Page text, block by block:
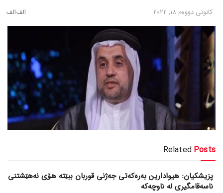
كانونی دووه‌م 18, 2022
Related Posts
پزیشکیان: هیوادارین بەرەکەتی جەژنی قوربان ببێتە هۆی نەهێشتنی
ناسەقامگیری لە ناوچەکە